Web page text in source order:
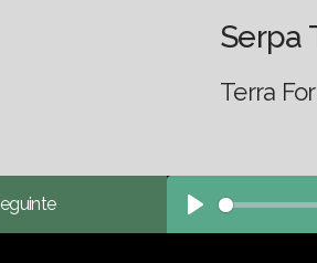
Serpa
Terra
Play